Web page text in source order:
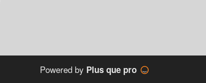
Powered by Plus que pro